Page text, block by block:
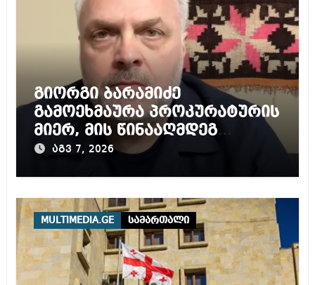
გიორგი ბარამიძე
გამოეხმაურა პროკურატურის
მიერ, მის წინააღმდეგ
დაწყებულ გამოძიებას
აგვ 7, 2026
MULTIMEDIA.GE სამართალი